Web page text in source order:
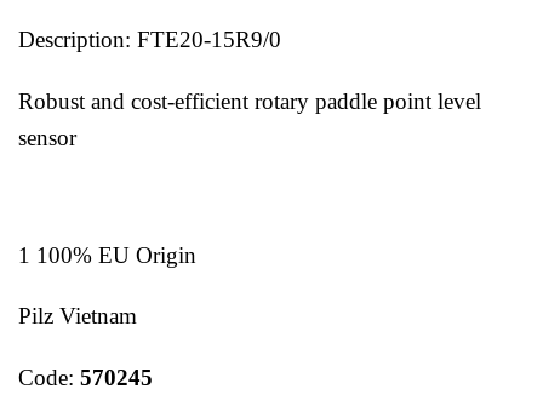
Description: FTE20-15R9/0
Robust and cost-efficient rotary paddle point level
sensor
1 100% EU Origin
Pilz Vietnam
Code: 570245